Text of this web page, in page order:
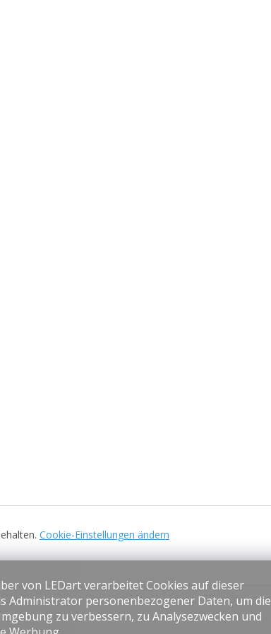
von LEDart verarbeitet Cookies auf dieser
Administrator personenbezogener Daten, um die
zu verbessern, zu Analysezwecken und
Cookie-Einstellungen ändern